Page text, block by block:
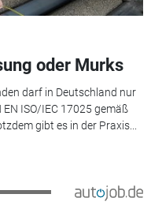
oder Murks
darf in Deutschland nur
ISO/IEC 17025 gemäß
gibt es in der Praxis...